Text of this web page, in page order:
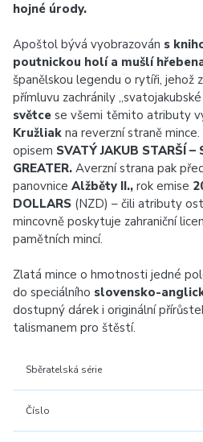
hojné úrody.
Apoštol bývá vyobrazován s
poutnickou holí a mušlí
španělskou legendu o rytíři, jehož
přímluvu zachránily „svatojakubské
světce se všemi těmito atributy
Kružliak na reverzní straně
opisem SVATÝ JAKUB STARŠÍ –
GREATER. Averzní strana pak
panovnice Alžběty II., rok emise
DOLLARS (NZD) – čili atributy
mincovně poskytuje zahraniční
pamětních mincí.
Zlatá mince o hmotnosti jedné
do speciálního slovensko-
dostupný dárek i originální
talismanem pro štěstí.
Sběratelská série
Číslo